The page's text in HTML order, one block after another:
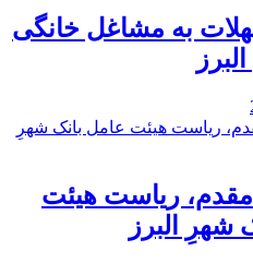
به مشاغل خانگی
ریاست هیئت
شهرِ البرز